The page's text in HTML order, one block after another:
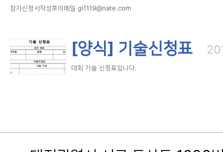
참가신청서작성후이메일 gi1119@nate.com
[양식] 기술신청표
대회 기술 신청표입니다.